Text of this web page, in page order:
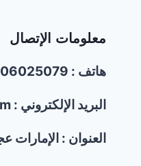
معلومات الإتصال
هاتف : 0506025079
البريد الإلكتروني : admin@kpicleaning.com
العنوان : الإمارات